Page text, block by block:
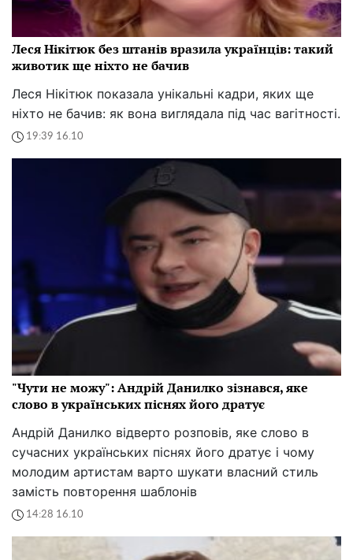
Леся Нікітюк без штанів вразила українців: такий
животик ще ніхто не бачив
Леся Нікітюк показала унікальні кадри, яких ще
ніхто не бачив: як вона виглядала під час вагітності.
19:39 16.10
"Чути не можу": Андрій Данилко зізнався, яке
слово в українських піснях його дратує
Андрій Данилко відверто розповів, яке слово в
сучасних українських піснях його дратує і чому
молодим артистам варто шукати власний стиль
замість повторення шаблонів
14:28 16.10